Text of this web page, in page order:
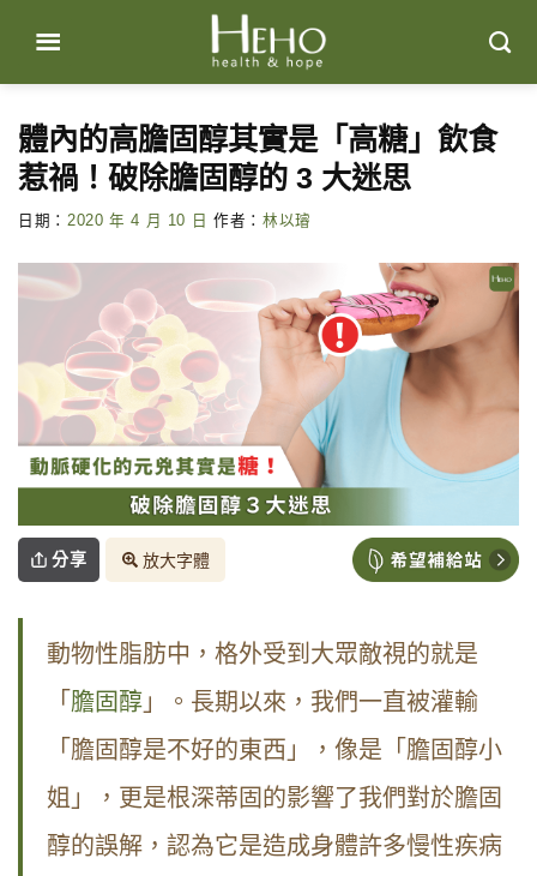
content
體內的高膽固醇其實是「高糖」飲食
惹禍！破除膽固醇的 3 大迷思
日期： 2020 年 4 月 10 日 作者： 林以璿
分享 放大字體
動物性脂肪中，格外受到大眾敵視的就是
「 膽固醇 」。長期以來，我們一直被灌輸
「膽固醇是不好的東西」，像是「膽固醇小
姐」，更是根深蒂固的影響了我們對於膽固
醇的誤解，認為它是造成身體許多慢性疾病